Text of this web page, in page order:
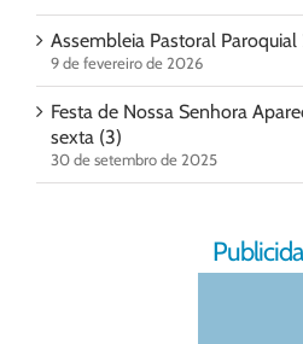
Assembleia Pastoral
9 de fevereiro de 2026
Festa de Nossa Senhora
sexta (3)
30 de setembro de 2025